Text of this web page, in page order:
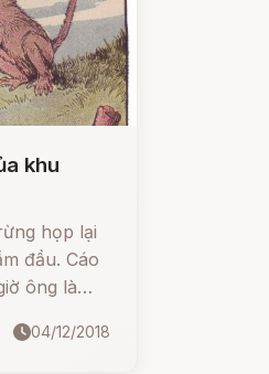
khu
họp lại
đầu. Cáo
ông là
của
04/12/2018